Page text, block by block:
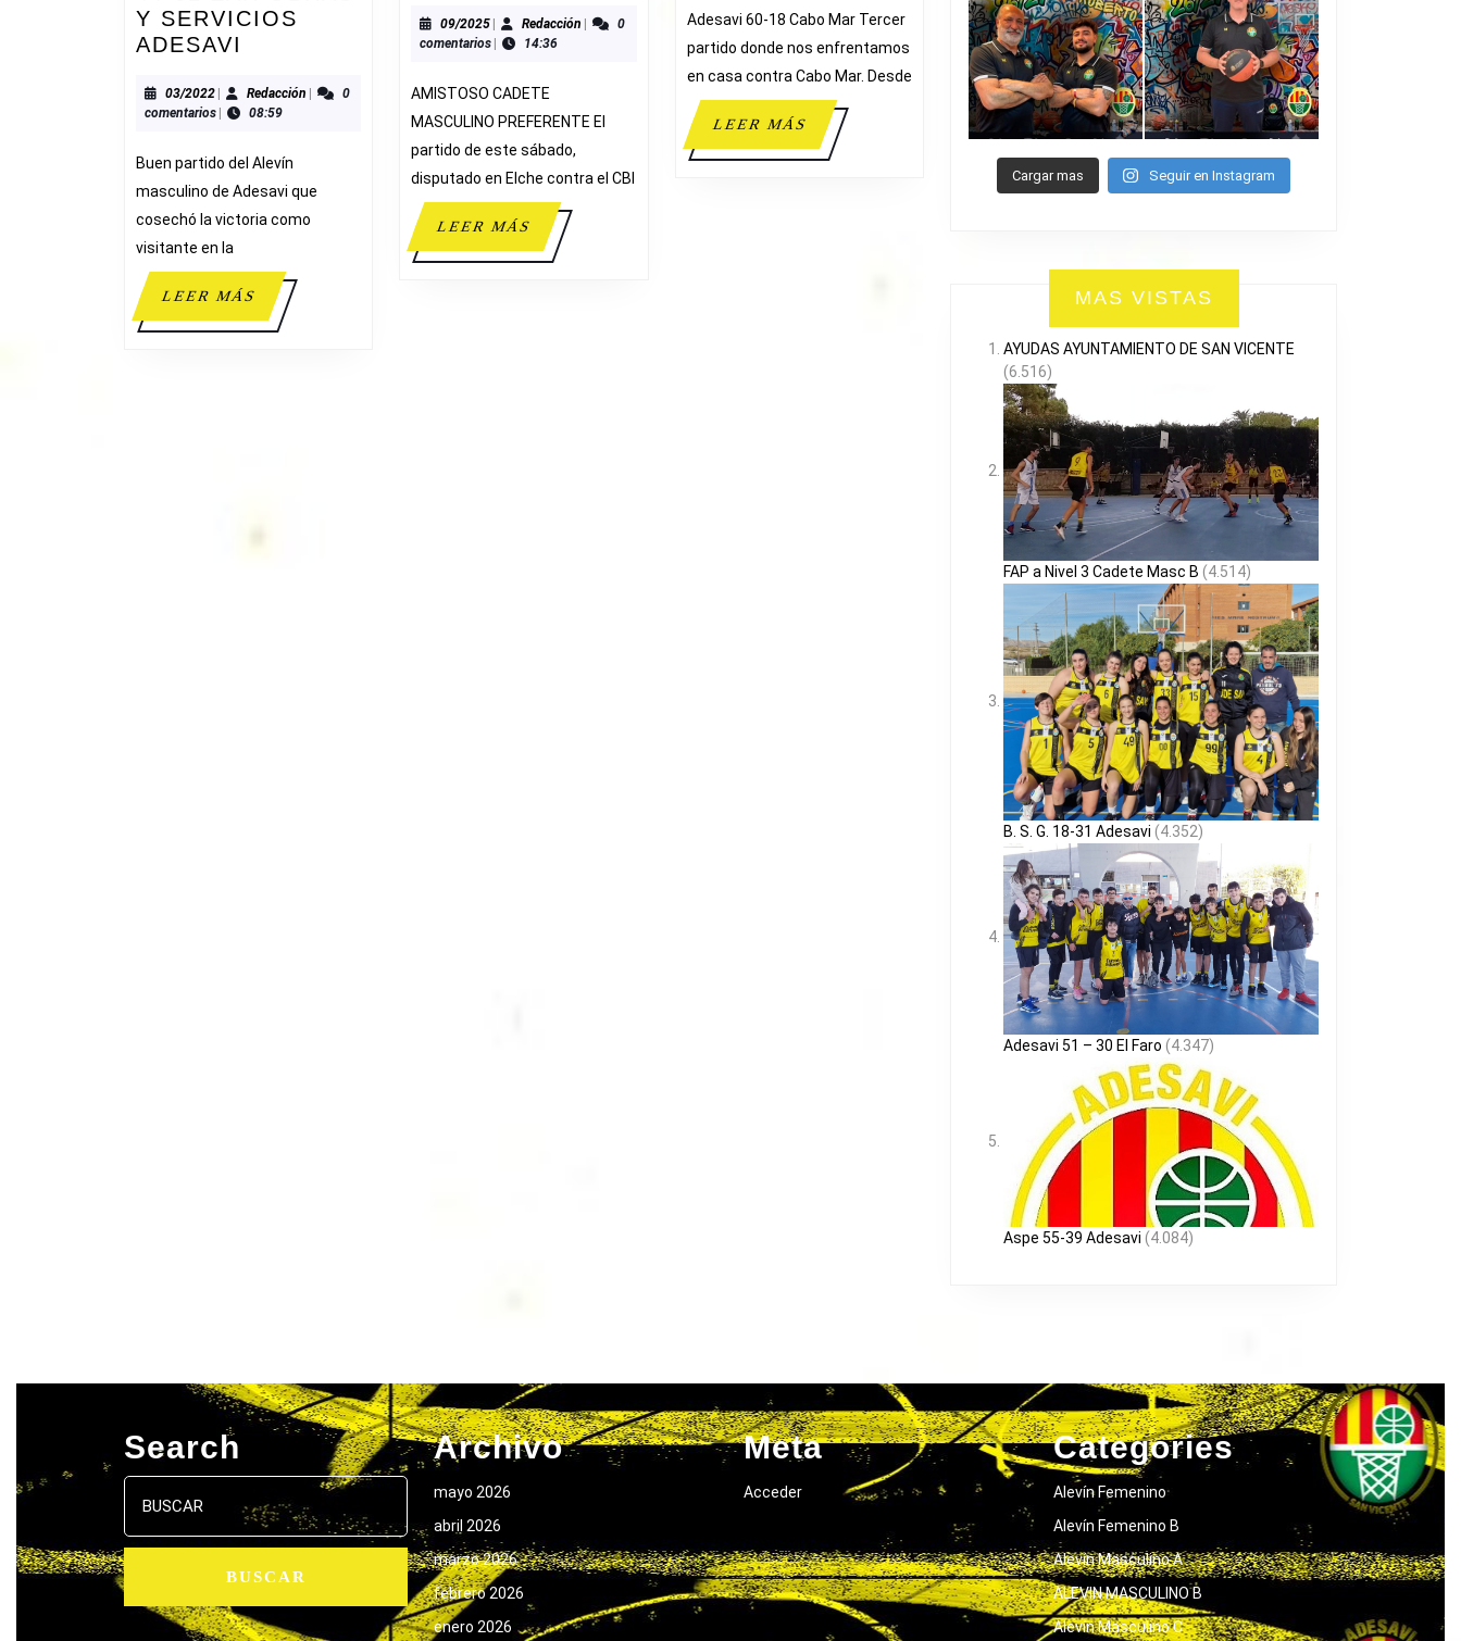
Y SERVICIOS
ADESAVI
MONTEMAR
44-
ZAR
OBRAS
Y
ADESAVI
03/202203/2022
| RedacciónRedacción
|
0
comentarios | 08:59
Buen partido del Alevín
masculino de Adesavi que
cosechó la victoria como
visitante en la
LEER MÁSLEER
MÁS
42-
ADESAVI
MASCULINO
09/202509/2025Redacción Redacción
0
comentarios
14:36
AMISTOSO CADETE
MASCULINO PREFERENTE El
partido de este sábado,
disputado en Elche contra el CBI
LEER MÁSLEER
MÁS
Adesavi 60-18 Cabo Mar Tercer
partido donde nos enfrentamos
en casa contra Cabo Mar. Desde
LEER MÁSLEER
MÁS
Cargar mas Seguir en Instagram
MAS VISTAS
AYUDAS AYUNTAMIENTO DE SAN VICENTE
(6.516)
FAP a Nivel 3 Cadete Masc B (4.514)
B. S. G. 18-31 Adesavi (4.352)
Adesavi 51 – 30 El Faro (4.347)
Aspe 55-39 Adesavi (4.084)
Search
Buscar:
Archivo
mayo 2026
abril 2026
marzo 2026
febrero 2026
enero 2026
Meta
Acceder
Categories
Alevín Femenino
Alevín Femenino B
Alevín Masculino A
ALEVIN MASCULINO B
Alevín Masculino C